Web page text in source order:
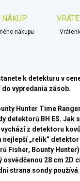
NÁKUP
nákupu
k detekturu v
vypredania zásob.
Hunter Time
detektorů BH ES. Jak
z detektoru
nejlepší „relik“
Fisher, Bounty
28 cm 2D
strana sondy